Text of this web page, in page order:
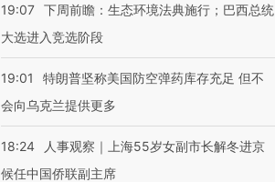
19:07 下周前瞻：生态环境法典施行；巴西总统
大选进入竞选阶段
19:01
特朗普坚称美国防空弹药库存充足 但不
会向乌克兰提供更多
18:24
人事观察｜上海55岁女副市长解冬进京
候任中国侨联副主席